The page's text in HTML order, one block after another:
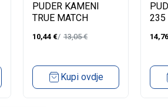
PUDER KAMENI
TRUE MATCH
10,44 € 13,05€
Kupi ovdje
235
14,76